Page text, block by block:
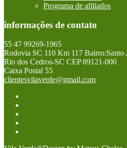
Programa de afiliados
informações de contato
55 47 99269-1965
Rodovia SC 110 Km 117 Bairro:Santo
Rio dos Cedros-SC CEP 89121-000
Caixa Postal 55
clientesvilaverde@gmail.com